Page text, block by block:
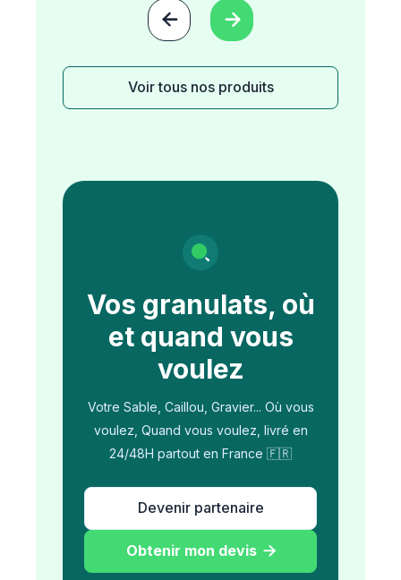
 
Voir tous nos produits
Vos granulats, où
et quand vous
voulez
Votre Sable, Caillou, Gravier... Où vous
voulez, Quand vous voulez, livré en
24/48H partout en France 🇫🇷
Devenir partenaire
Obtenir mon devis 